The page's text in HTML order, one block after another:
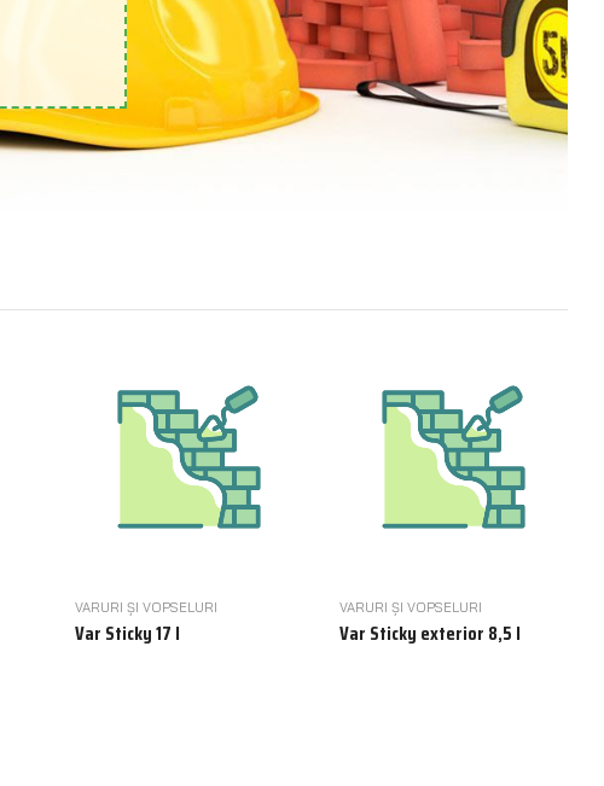
VARURI ȘI VOPSELURI
Var Sticky 17 l
VARURI ȘI VOPSELURI
Var Sticky exterior 8,5 l